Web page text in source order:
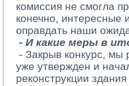
комиссия не смогла
конечно, интересные
оправдать наши
- И какие меры в
- Закрыв конкурс, мы
уже утвержден и
реконструкции